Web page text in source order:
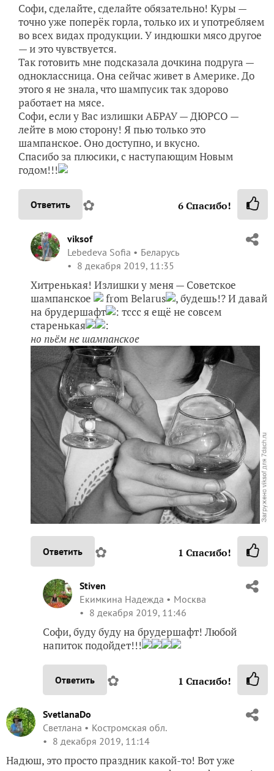
Софи, сделайте, сделайте обязательно! Куры —
точно уже поперёк горла, только их и употребляем
во всех видах продукции. У индюшки мясо другое
— и это чувствуется.
Так готовить мне подсказала дочкина подруга —
одноклассница. Она сейчас живет в Америке. До
этого я не знала, что шампусик так здорово
работает на мясе.
Софи, если у Вас излишки АБРАУ — ДЮРСО —
лейте в мою сторону! Я пью только это
шампанское. Оно доступно, и вкусно.
Спасибо за плюсики, с наступающим Новым
годом!!!
Ответить ✿ 6Спасибо!
viksof
Lebedeva Sofia
Беларусь
8 декабря 2019, 11:35
Хитренькая! Излишки у меня — Советское
шампанское
from Belarus
, будешь!? И давай
на брудершафт
: тссс я ещё не совсем
старенькая
:
но пьём не шампанское
Ответить ✿ 1 Спасибо!
Stiven
Екимкина Надежда
Москва
8 декабря 2019, 11:46
Софи, буду буду на брудершафт! Любой
напиток подойдет!!!
Ответить ✿ 1 Спасибо!
SvetlanaDo
Светлана
Костромская обл.
8 декабря 2019, 11:14
Надюш, это просто праздник какой-то! Вот уже